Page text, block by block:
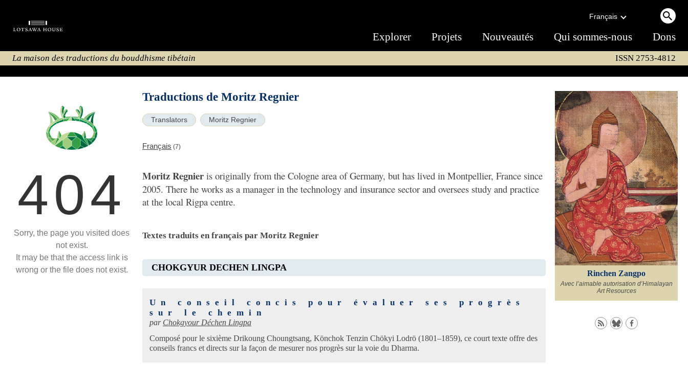
Français
Explorer Projets Nouveautés Qui sommes-nous Dons
La maison des traductions du bouddhisme tibétain ISSN 2753-4812
404
Sorry, the page you visited does
not exist.
It may be that the access link is
wrong or the file does not exist.
Traductions de Moritz Regnier
Translators Moritz Regnier
Français (7)
Moritz Regnier is originally from the Cologne area of Germany, but has lived in Montpellier, France since
2005. There he works as a manager in the technology and insurance sector and oversees study and practice
at the local Rigpa centre.
Textes traduits en français par Moritz Regnier
CHOKGYUR DECHEN LINGPA
Un conseil concis pour évaluer ses progrès
sur le chemin
par Chokgyour Déchen Lingpa
Composé pour le sixième Drikoung Choungtsang, Könchok Tenzin Chökyi Lodrö (1801–1859), ce court texte offre des
conseils francs et directs sur la façon de mesurer nos progrès sur la voie du Dharma.
Rinchen Zangpo
Avec l’aimable autorisation d’Himalayan
Art Resources